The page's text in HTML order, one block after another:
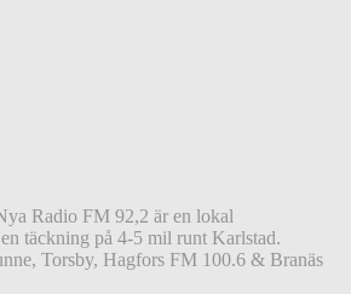
Radio FM 92,2 är en lokal
täckning på 4-5 mil runt Karlstad.
Torsby, Hagfors FM 100.6 & Branäs